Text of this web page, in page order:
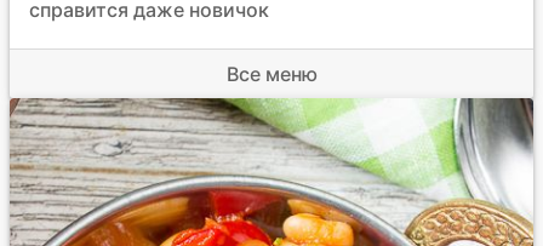
справится даже новичок
Все меню